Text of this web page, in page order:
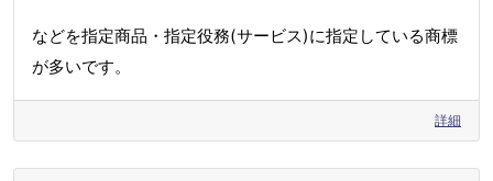
などを指定商品・指定役務(サービス)に指定している商標
が多いです。
詳細